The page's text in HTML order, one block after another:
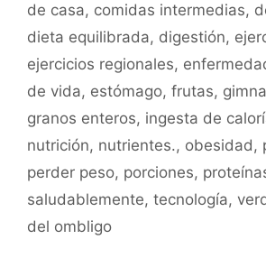
g
o
r
s
q
u
e
t
de casa, comidas intermedias,
dieta equilibrada, digestión,
ejercicios regionales,
de vida, estómago, frutas,
granos enteros, ingesta de
nutrición, nutrientes., obesidad ,
perder peso, porciones,
saludablemente, tecnología,
del ombligo